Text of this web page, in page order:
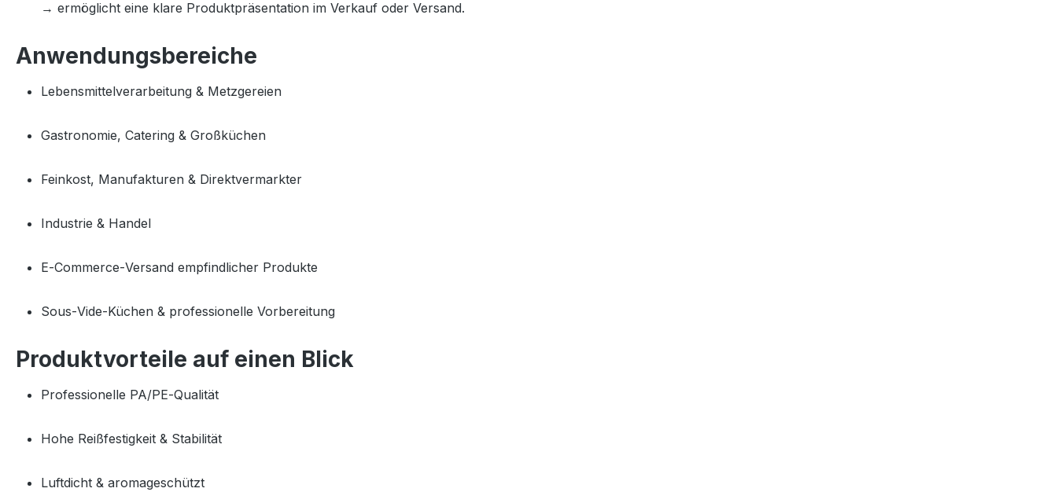
→ ermöglicht eine klare Produktpräsentation im Verkauf oder Versand.
Anwendungsbereiche
Lebensmittelverarbeitung & Metzgereien
Gastronomie, Catering & Großküchen
Feinkost, Manufakturen & Direktvermarkter
Industrie & Handel
E‑Commerce‑Versand empfindlicher Produkte
Sous‑Vide‑Küchen & professionelle Vorbereitung
Produktvorteile auf einen Blick
Professionelle PA/PE‑Qualität
Hohe Reißfestigkeit & Stabilität
Luftdicht & aromageschützt